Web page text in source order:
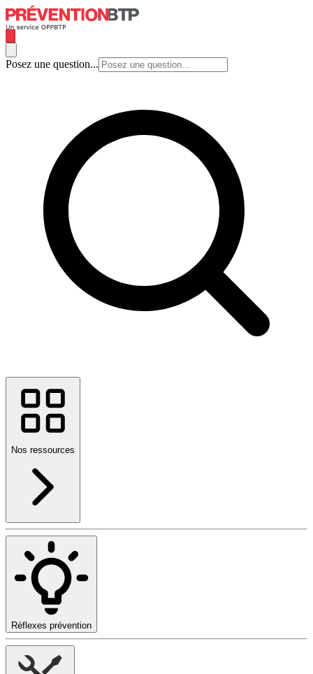
Posez une question...
Nos ressources
Réflexes prévention